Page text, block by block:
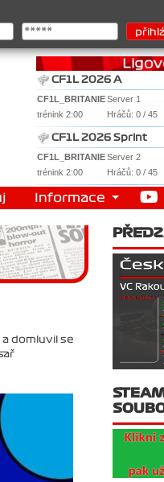
konstruktérů : 1.
CF1L 2026 A
CF1L_BRITANIEServer 1
trénink 2:00
Hráčů: 0 / 45
CF1L 2026 Sprint
CF1L_BRITANIEServer 2
trénink 2:00
Hráčů: 0 / 45
Informace
domluvil se